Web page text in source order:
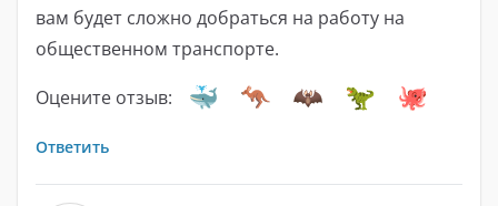
вам будет сложно добраться на работу на
общественном транспорте.
Оцените отзыв:
Ответить